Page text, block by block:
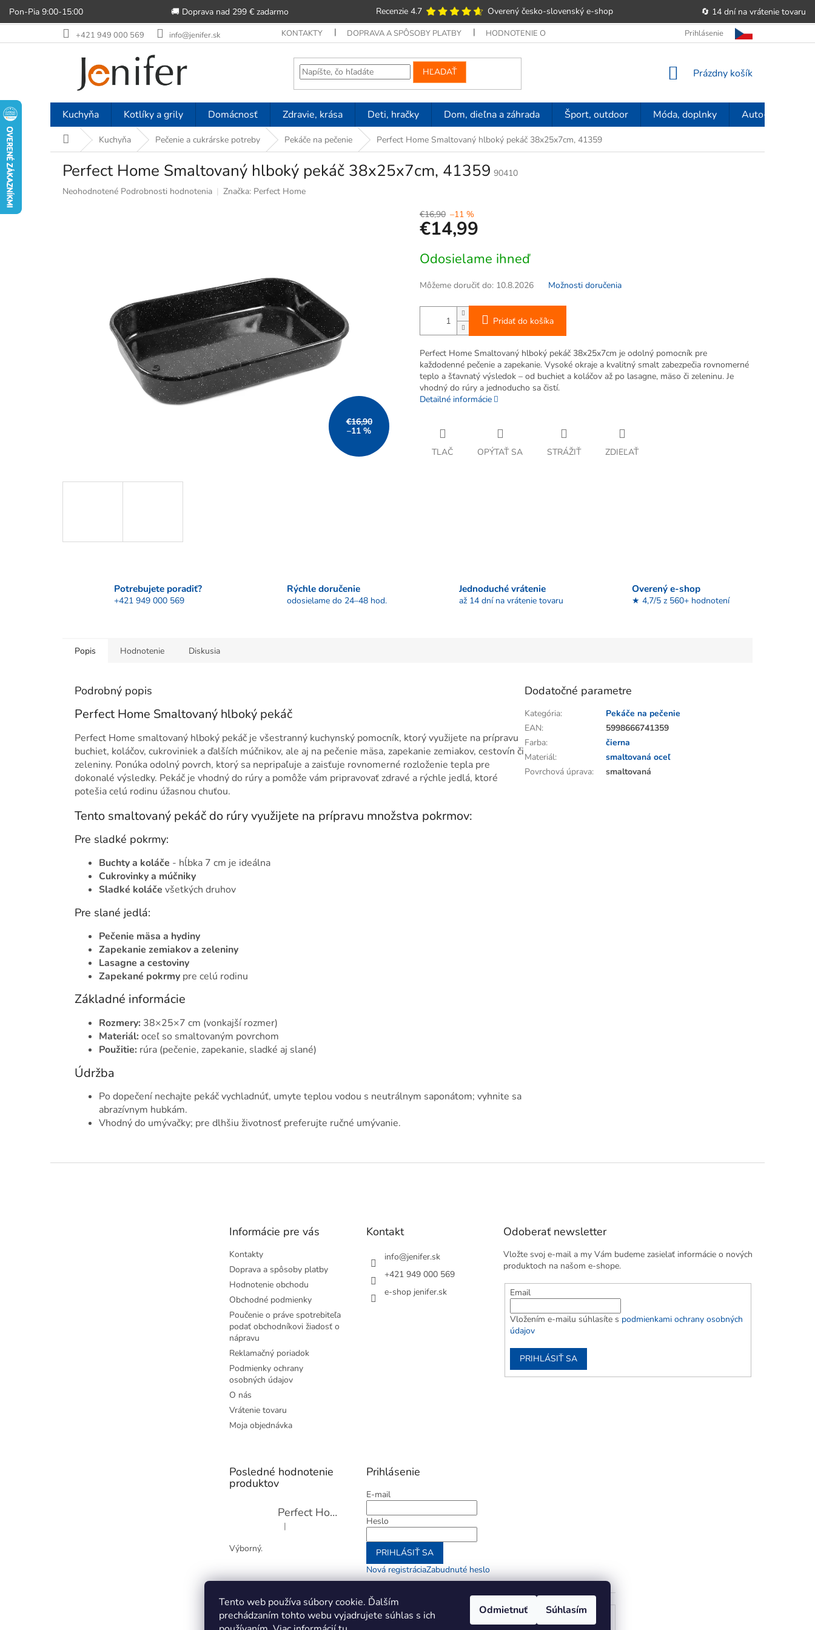
Pon-Pia 9:00-15:00 🚚 Doprava nad 299 € zadarmo Recenzie 4.7 Overený česko-slovenský e‑shop 🔄 14 dní na vrátenie tovaru
Tento web používa súbory cookie. Ďalším
prechádzaním tohto webu vyjadrujete súhlas s ich
Odmietnuť Súhlasím
na
+421 949 000 569 info@jenifer.sk KONTAKTY DOPRAVA A SPÔSOBY PLATBY HODNOTENIE OBCHODU OBCHODNÉ PODMIENKY POUČENIE O PRÁVE
Prihlásenie
HĽADAŤ
NÁKUPNÝ
Prázdny košík
Kuchyňa Kotlíky a grily Domácnosť Zdravie, krása Deti, hračky Dom, dieľna a záhrada Šport, outdoor Móda, doplnky Auto-moto
DomovKuchyňa Pečenie a cukrárske potreby Pekáče na pečenie Perfect Home Smaltovaný hlboký pekáč 38x25x7cm, 41359
Perfect Home Smaltovaný hlboký pekáč 38x25x7cm, 41359 90410
Priemerné
Neohodnotené Podrobnosti hodnotenia Značka: Perfect Home
€16,90
–11 %
€16,90 –11 %
€14,99
cena:
Odosielame ihneď
Môžeme doručiť do: 10.8.2026 Možnosti doručenia
Pridať do košíka
Perfect Home Smaltovaný hlboký pekáč 38x25x7cm je odolný pomocník pre
každodenné pečenie a zapekanie. Vysoké okraje a kvalitný smalt zabezpečia rovnomerné
teplo a šťavnatý výsledok – od buchiet a koláčov až po lasagne, mäso či zeleninu. Je
vhodný do rúry a jednoducho sa čistí.
Detailné informácie
TLAČ OPÝTAŤ SA STRÁŽIŤ ZDIEĽAŤ
Potrebujete poradiť?
+421 949 000 569
Rýchle doručenie
odosielame do 24–48 hod.
Jednoduché vrátenie
až 14 dní na vrátenie tovaru
Overený e-shop
★ 4,7/5 z 560+ hodnotení
Popis Hodnotenie Diskusia
Podrobný popis
Perfect Home Smaltovaný hlboký pekáč
Perfect Home smaltovaný hlboký pekáč je všestranný kuchynský pomocník, ktorý využijete na prípravu
buchiet, koláčov, cukroviniek a ďalších múčnikov, ale aj na pečenie mäsa, zapekanie zemiakov, cestovín či
zeleniny. Ponúka odolný povrch, ktorý sa nepripaľuje a zaisťuje rovnomerné rozloženie tepla pre
dokonalé výsledky. Pekáč je vhodný do rúry a pomôže vám pripravovať zdravé a rýchle jedlá, ktoré
potešia celú rodinu úžasnou chuťou.
Tento smaltovaný pekáč do rúry využijete na prípravu množstva pokrmov:
Pre sladké pokrmy:
Buchty a koláče - hĺbka 7 cm je ideálna
Cukrovinky a múčniky
Sladké koláče všetkých druhov
Pre slané jedlá:
Pečenie mäsa a hydiny
Zapekanie zemiakov a zeleniny
Lasagne a cestoviny
Zapekané pokrmy pre celú rodinu
Základné informácie
Rozmery: 38×25×7 cm (vonkajší rozmer)
Materiál: oceľ so smaltovaným povrchom
Použitie: rúra (pečenie, zapekanie, sladké aj slané)
Údržba
Po dopečení nechajte pekáč vychladnúť, umyte teplou vodou s neutrálnym saponátom; vyhnite sa
abrazívnym hubkám.
Vhodný do umývačky; pre dlhšiu životnosť preferujte ručné umývanie.
Dodatočné parametre
Kategória:
Pekáče na pečenie
EAN:
5998666741359
Farba:
čierna
Materiál:
smaltovaná oceľ
Povrchová úprava: smaltovaná
Informácie pre vás
Kontakty
Doprava a spôsoby platby
Hodnotenie obchodu
Obchodné podmienky
Poučenie o práve spotrebiteľa
podať obchodníkovi žiadosť o
nápravu
Reklamačný poriadok
Podmienky ochrany
osobných údajov
O nás
Vrátenie tovaru
Moja objednávka
Kontakt
info@jenifer.sk
+421 949 000 569
e-shop jenifer.sk
Odoberať newsletter
Vložte svoj e-mail a my Vám budeme zasielať informácie o nových
produktoch na našom e-shope.
Email
Vložením e-mailu súhlasíte s podmienkami ochrany osobných
údajov
PRIHLÁSIŤ SA
Posledné hodnotenie
produktov
Perfect Home Tĺčik na mäso so sekáčikom, 56893
Hodnotenie produktu je 5 z 5 hviezdičiek.
|
Výborný.
Prihlásenie
E-mail
Heslo
PRIHLÁSIŤ SA
Nová registráciaZabudnuté heslo
alebo